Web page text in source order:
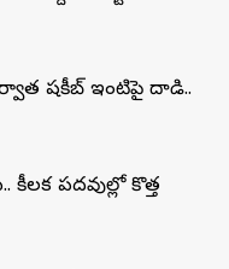
షకీబ్‌ ఇంటిపై దాడి..
పదవుల్లో కొత్త